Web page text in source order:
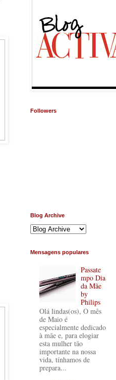
Followers
Blog Archive
Mensagens populares
Passate
mpo Dia
da Mãe
by
Philips
Olá lindas(os), O mês
de Maio é
especialmente dedicado
à mãe e, para elogiar
esta mulher tão
importante na nossa
vida, tínhamos de
prepara...